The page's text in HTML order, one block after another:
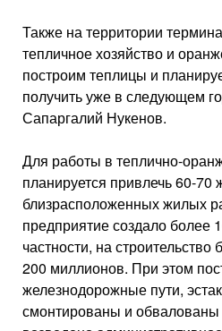
Также на территории
тепличное хозяйство и
построим теплицы и
получить уже в следующем
Сапаргалий Нукенов.
Для работы в теплично-
планируется привлечь 60-70
близрасположенных жилых
предприятие создало более
частности, на
200 миллионов. При этом
железнодорожные пути,
смонтированы и